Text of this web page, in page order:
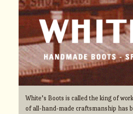
White’s Boots is called the king of
of all-hand-made craftsmanship has